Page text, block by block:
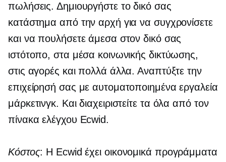
πωλήσεις. Δημιουργήστε το δικό σας
κατάστημα από την αρχή για να συγχρονίσετε
και να πουλήσετε άμεσα στον δικό σας
ιστότοπο, στα μέσα κοινωνικής δικτύωσης,
στις αγορές και πολλά άλλα. Αναπτύξτε την
επιχείρησή σας με αυτοματοποιημένα εργαλεία
μάρκετινγκ. Και διαχειριστείτε τα όλα από τον
πίνακα ελέγχου Ecwid.
Κόστος: Η Ecwid έχει οικονομικά προγράμματα